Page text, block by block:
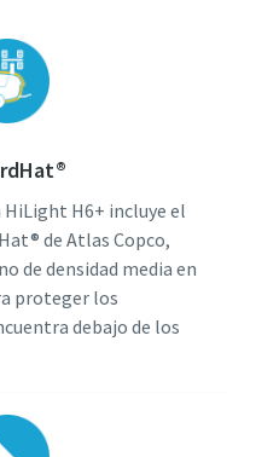
H6+ incluye el
de Atlas Copco,
de densidad media en
proteger los
debajo de los